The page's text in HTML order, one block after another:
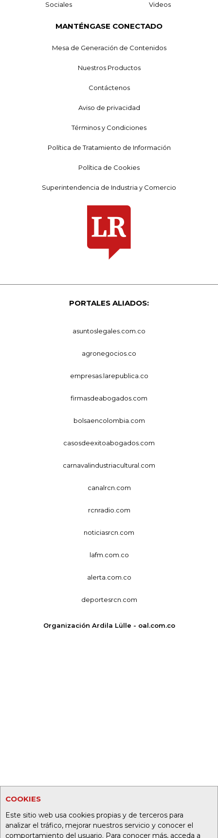
COOKIES
Este sitio web usa cookies propias y de terceros para
analizar el tráfico, mejorar nuestros servicio y conocer el
comportamiento del usuario. Para conocer más, acceda a
Sociales Videos
MANTÉNGASE CONECTADO
Mesa de Generación de Contenidos
Nuestros Productos
Contáctenos
Aviso de privacidad
Términos y Condiciones
Política de Tratamiento de Información
Política de Cookies
Superintendencia de Industria y Comercio
PORTALES ALIADOS:
asuntoslegales.com.co
agronegocios.co
empresas.larepublica.co
firmasdeabogados.com
bolsaencolombia.com
casosdeexitoabogados.com
carnavalindustriacultural.com
canalrcn.com
rcnradio.com
noticiasrcn.com
lafm.com.co
alerta.com.co
deportesrcn.com
Organización Ardila Lülle - oal.com.co